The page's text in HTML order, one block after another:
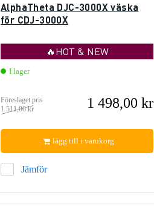
AlphaTheta DJC-3000X väska
för CDJ-3000X
🔥HOT & NEW
I lager
Föreslaget pris
1 511,00 kr
1 498,00 kr
Jämför
lägg till i varukorg